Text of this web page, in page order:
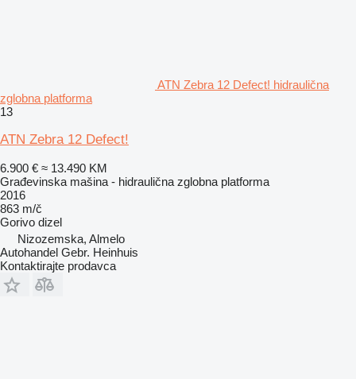
ATN Zebra 12 Defect! hidraulična
zglobna platforma
13
ATN Zebra 12 Defect!
6.900 € ≈ 13.490 KM
Građevinska mašina - hidraulična zglobna platforma
2016
863 m/č
Gorivo dizel
Nizozemska, Almelo
Autohandel Gebr. Heinhuis
Kontaktirajte prodavca